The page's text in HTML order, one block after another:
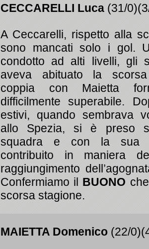
CECCARELLI Luca (31/
A Ceccarelli, rispetto alla
sono mancati solo i gol.
condotto ad alti livelli, gli
aveva abituato la
coppia con Maietta
difficilmente superabile.
estivi, quando sembrava
allo Spezia, si è preso
squadra e con la sua
contribuito in maniera
raggiungimento
Confermiamo il
BUONO
scorsa stagione.
MAIETTA Domenico (22/